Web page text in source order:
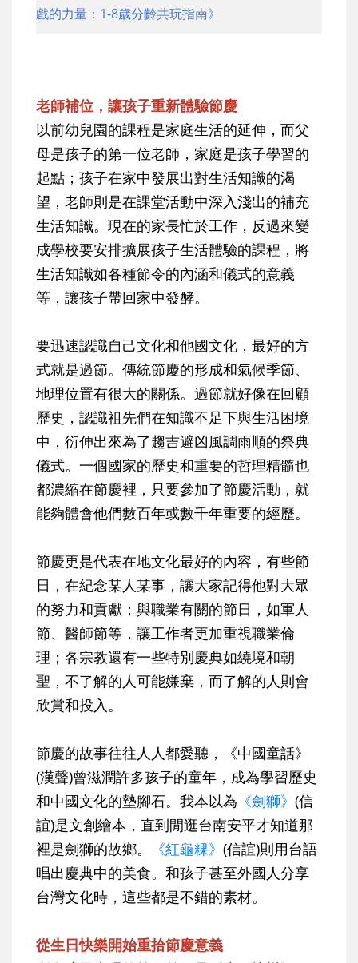
戲的力量：1-8歲分齡共玩指南》
老師補位，讓孩子重新體驗節慶
以前幼兒園的課程是家庭生活的延伸，而父
母是孩子的第一位老師，家庭是孩子學習的
起點；孩子在家中發展出對生活知識的渴
望，老師則是在課堂活動中深入淺出的補充
生活知識。現在的家長忙於工作，反過來變
成學校要安排擴展孩子生活體驗的課程，將
生活知識如各種節令的內涵和儀式的意義
等，讓孩子帶回家中發酵。
要迅速認識自己文化和他國文化，最好的方
式就是過節。傳統節慶的形成和氣候季節、
地理位置有很大的關係。過節就好像在回顧
歷史，認識祖先們在知識不足下與生活困境
中，衍伸出來為了趨吉避凶風調雨順的祭典
儀式。一個國家的歷史和重要的哲理精髓也
都濃縮在節慶裡，只要參加了節慶活動，就
能夠體會他們數百年或數千年重要的經歷。
節慶更是代表在地文化最好的內容，有些節
日，在紀念某人某事，讓大家記得他對大眾
的努力和貢獻；與職業有關的節日，如軍人
節、醫師節等，讓工作者更加重視職業倫
理；各宗教還有一些特別慶典如繞境和朝
聖，不了解的人可能嫌棄，而了解的人則會
欣賞和投入。
節慶的故事往往人人都愛聽，《中國童話》
(漢聲)曾滋潤許多孩子的童年，成為學習歷史
和中國文化的墊腳石。我本以為 《劍獅》 (信
誼)是文創繪本，直到閒逛台南安平才知道那
裡是劍獅的故鄉。
《紅龜粿》 (信誼)則用台語
唱出慶典中的美食。和孩子甚至外國人分享
台灣文化時，這些都是不錯的素材。
從生日快樂開始重拾節慶意義